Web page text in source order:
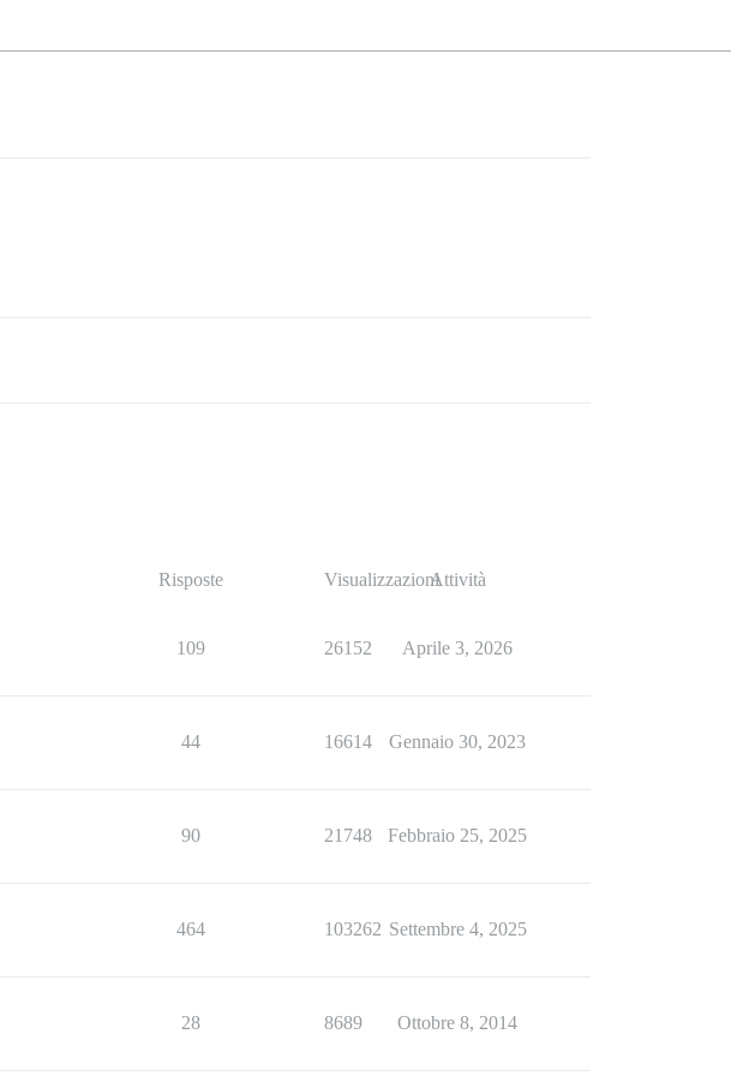
Risposte VisualizzazioniAttività
109 26152 Aprile 3, 2026
44 16614 Gennaio 30, 2023
90 21748 Febbraio 25, 2025
464 103262 Settembre 4, 2025
28 8689 Ottobre 8, 2014